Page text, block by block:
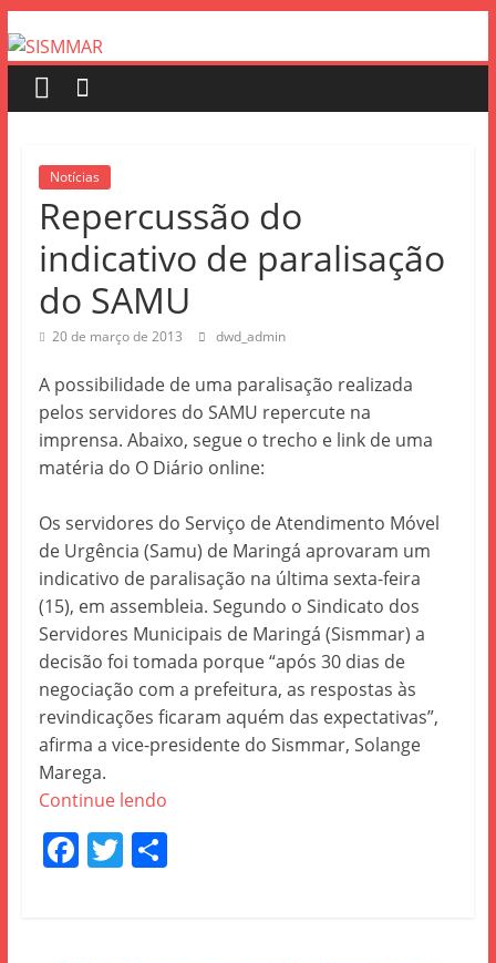
Notícias
Repercussão do
indicativo de paralisação
do SAMU
20 de março de 2013 dwd_admin
A possibilidade de uma paralisação realizada
pelos servidores do SAMU repercute na
imprensa. Abaixo, segue o trecho e link de uma
matéria do O Diário online:
Os servidores do Serviço de Atendimento Móvel
de Urgência (Samu) de Maringá aprovaram um
indicativo de paralisação na última sexta-feira
(15), em assembleia. Segundo o Sindicato dos
Servidores Municipais de Maringá (Sismmar) a
decisão foi tomada porque “após 30 dias de
negociação com a prefeitura, as respostas às
revindicações ficaram aquém das expectativas”,
afirma a vice-presidente do Sismmar, Solange
Marega.
Continue lendo
F T S